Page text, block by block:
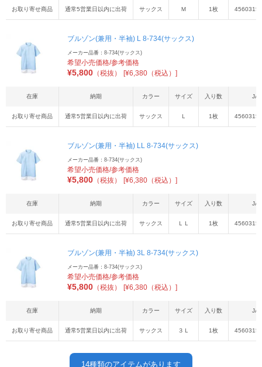
お取り寄せ商品 通常5営業日以内に出荷 サックス Ｍ 1枚
ブルゾン(兼用・半袖) L 8-734(サックス)
メーカー品番：8-734(サックス)
希望小売価格/参考価格
¥5,800 （税抜） [¥6,380（税込）]
在庫 納期 カラー サイズ 入り数
お取り寄せ商品 通常5営業日以内に出荷 サックス Ｌ 1枚
ブルゾン(兼用・半袖) LL 8-734(サックス)
メーカー品番：8-734(サックス)
希望小売価格/参考価格
¥5,800 （税抜） [¥6,380（税込）]
在庫 納期 カラー サイズ 入り数
お取り寄せ商品 通常5営業日以内に出荷 サックス ＬＬ 1枚
ブルゾン(兼用・半袖) 3L 8-734(サックス)
メーカー品番：8-734(サックス)
希望小売価格/参考価格
¥5,800 （税抜） [¥6,380（税込）]
在庫 納期 カラー サイズ 入り数
お取り寄せ商品 通常5営業日以内に出荷 サックス ３Ｌ 1枚
14種類のアイテムがあります